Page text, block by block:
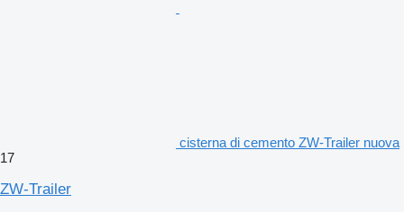
cisterna di cemento ZW-Trailer nuova
17
ZW-Trailer